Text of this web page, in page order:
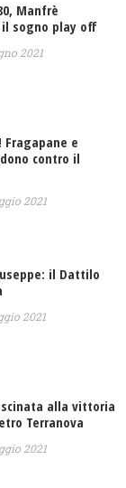
Manfrè
sogno play off
2021
e
contro il
2021
il Dattilo
2021
alla vittoria
Terranova
2021